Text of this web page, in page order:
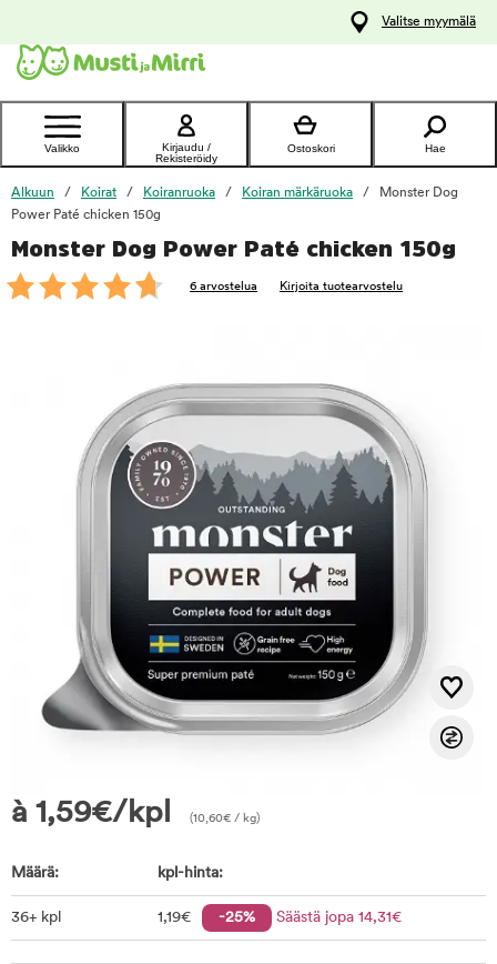
Ota yhteyttä
asiakaspalveluun
Valitse myymälä
Valikko
Kirjaudu /
Rekisteröidy
Ostoskori Hae
Alkuun Koirat Koiranruoka Koiran märkäruoka
Monster Dog
Power Paté chicken 150g
Monster Dog Power Paté chicken 150g
6 arvostelua Kirjoita tuotearvostelu
à 1,59€/kpl (10,60€ / kg)
Määrä: kpl-hinta:
36+ kpl 1,19€ -25% Säästä jopa 14,31€
foo